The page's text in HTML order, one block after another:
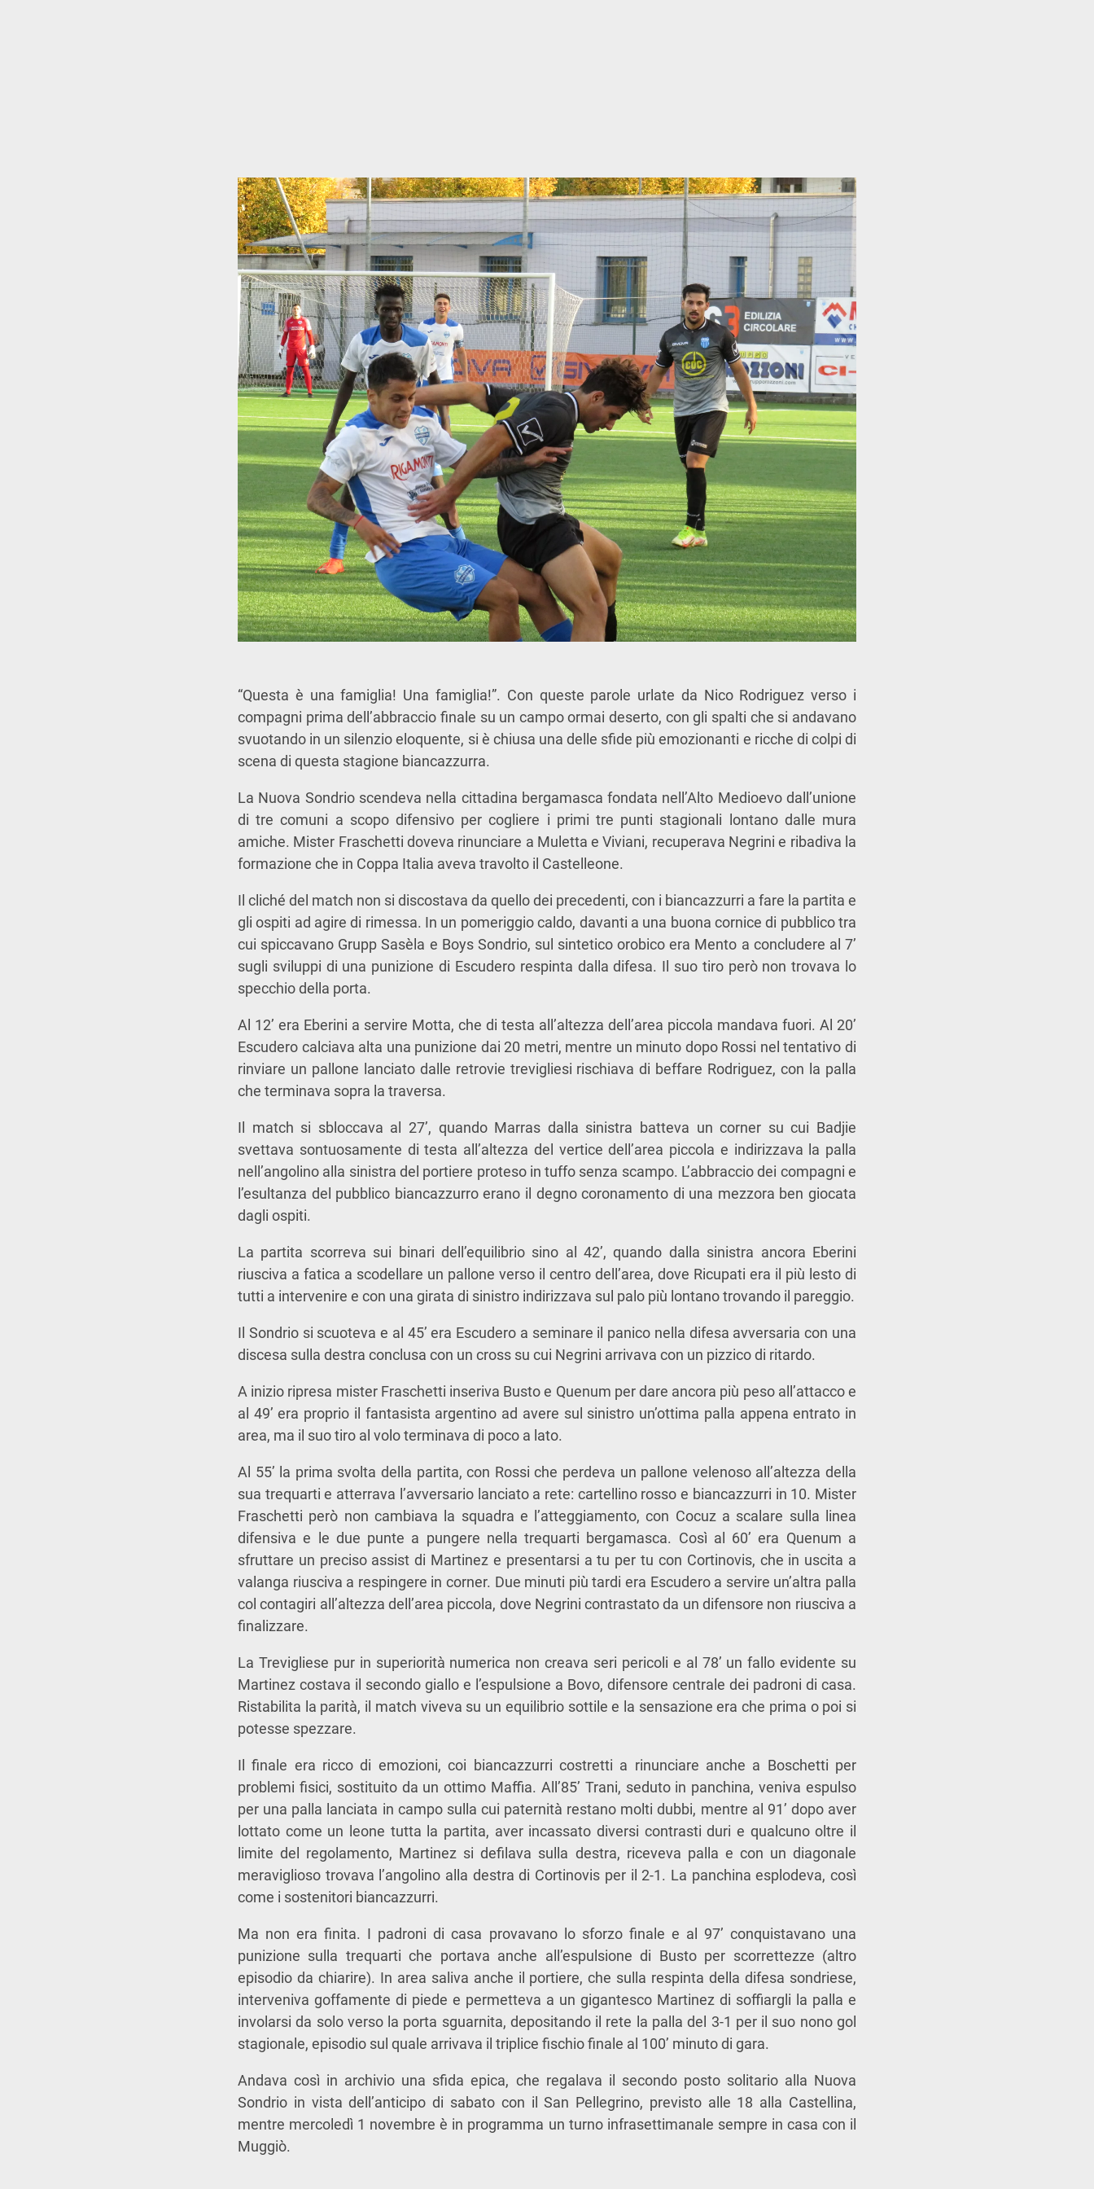
“Questa è una famiglia! Una famiglia!”. Con queste parole urlate da Nico Rodriguez verso i
compagni prima dell’abbraccio finale su un campo ormai deserto, con gli spalti che si andavano
svuotando in un silenzio eloquente, si è chiusa una delle sfide più emozionanti e ricche di colpi di
scena di questa stagione biancazzurra.
La Nuova Sondrio scendeva nella cittadina bergamasca fondata nell’Alto Medioevo dall’unione
di tre comuni a scopo difensivo per cogliere i primi tre punti stagionali lontano dalle mura
amiche. Mister Fraschetti doveva rinunciare a Muletta e Viviani, recuperava Negrini e ribadiva la
formazione che in Coppa Italia aveva travolto il Castelleone.
Il cliché del match non si discostava da quello dei precedenti, con i biancazzurri a fare la partita e
gli ospiti ad agire di rimessa. In un pomeriggio caldo, davanti a una buona cornice di pubblico tra
cui spiccavano Grupp Sasèla e Boys Sondrio, sul sintetico orobico era Mento a concludere al 7’
sugli sviluppi di una punizione di Escudero respinta dalla difesa. Il suo tiro però non trovava lo
specchio della porta.
Al 12’ era Eberini a servire Motta, che di testa all’altezza dell’area piccola mandava fuori. Al 20’
Escudero calciava alta una punizione dai 20 metri, mentre un minuto dopo Rossi nel tentativo di
rinviare un pallone lanciato dalle retrovie trevigliesi rischiava di beffare Rodriguez, con la palla
che terminava sopra la traversa.
Il match si sbloccava al 27’, quando Marras dalla sinistra batteva un corner su cui Badjie
svettava sontuosamente di testa all’altezza del vertice dell’area piccola e indirizzava la palla
nell’angolino alla sinistra del portiere proteso in tuffo senza scampo. L’abbraccio dei compagni e
l’esultanza del pubblico biancazzurro erano il degno coronamento di una mezzora ben giocata
dagli ospiti.
La partita scorreva sui binari dell’equilibrio sino al 42’, quando dalla sinistra ancora Eberini
riusciva a fatica a scodellare un pallone verso il centro dell’area, dove Ricupati era il più lesto di
tutti a intervenire e con una girata di sinistro indirizzava sul palo più lontano trovando il pareggio.
Il Sondrio si scuoteva e al 45’ era Escudero a seminare il panico nella difesa avversaria con una
discesa sulla destra conclusa con un cross su cui Negrini arrivava con un pizzico di ritardo.
A inizio ripresa mister Fraschetti inseriva Busto e Quenum per dare ancora più peso all’attacco e
al 49’ era proprio il fantasista argentino ad avere sul sinistro un’ottima palla appena entrato in
area, ma il suo tiro al volo terminava di poco a lato.
Al 55’ la prima svolta della partita, con Rossi che perdeva un pallone velenoso all’altezza della
sua trequarti e atterrava l’avversario lanciato a rete: cartellino rosso e biancazzurri in 10. Mister
Fraschetti però non cambiava la squadra e l’atteggiamento, con Cocuz a scalare sulla linea
difensiva e le due punte a pungere nella trequarti bergamasca. Così al 60’ era Quenum a
sfruttare un preciso assist di Martinez e presentarsi a tu per tu con Cortinovis, che in uscita a
valanga riusciva a respingere in corner. Due minuti più tardi era Escudero a servire un’altra palla
col contagiri all’altezza dell’area piccola, dove Negrini contrastato da un difensore non riusciva a
finalizzare.
La Trevigliese pur in superiorità numerica non creava seri pericoli e al 78’ un fallo evidente su
Martinez costava il secondo giallo e l’espulsione a Bovo, difensore centrale dei padroni di casa.
Ristabilita la parità, il match viveva su un equilibrio sottile e la sensazione era che prima o poi si
potesse spezzare.
Il finale era ricco di emozioni, coi biancazzurri costretti a rinunciare anche a Boschetti per
problemi fisici, sostituito da un ottimo Maffia. All’85’ Trani, seduto in panchina, veniva espulso
per una palla lanciata in campo sulla cui paternità restano molti dubbi, mentre al 91’ dopo aver
lottato come un leone tutta la partita, aver incassato diversi contrasti duri e qualcuno oltre il
limite del regolamento, Martinez si defilava sulla destra, riceveva palla e con un diagonale
meraviglioso trovava l’angolino alla destra di Cortinovis per il 2-1. La panchina esplodeva, così
come i sostenitori biancazzurri.
Ma non era finita. I padroni di casa provavano lo sforzo finale e al 97’ conquistavano una
punizione sulla trequarti che portava anche all’espulsione di Busto per scorrettezze (altro
episodio da chiarire). In area saliva anche il portiere, che sulla respinta della difesa sondriese,
interveniva goffamente di piede e permetteva a un gigantesco Martinez di soffiargli la palla e
involarsi da solo verso la porta sguarnita, depositando il rete la palla del 3-1 per il suo nono gol
stagionale, episodio sul quale arrivava il triplice fischio finale al 100’ minuto di gara.
Andava così in archivio una sfida epica, che regalava il secondo posto solitario alla Nuova
Sondrio in vista dell’anticipo di sabato con il San Pellegrino, previsto alle 18 alla Castellina,
mentre mercoledì 1 novembre è in programma un turno infrasettimanale sempre in casa con il
Muggiò.